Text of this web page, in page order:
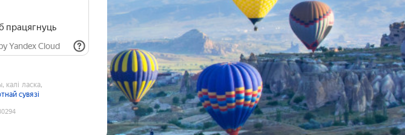
працягнуць
Yandex Cloud
калі ласка,
сувязі